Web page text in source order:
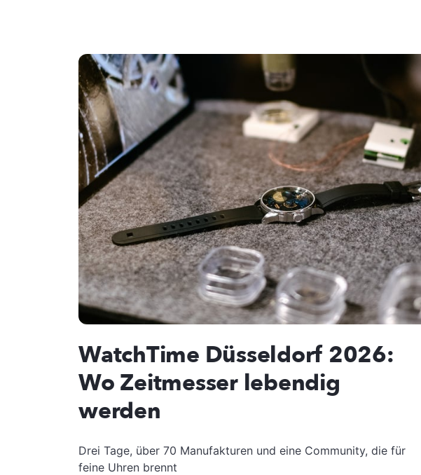
WatchTime Düsseldorf 2026:
Wo Zeitmesser lebendig
werden
Drei Tage, über 70 Manufakturen und eine Community, die für
feine Uhren brennt